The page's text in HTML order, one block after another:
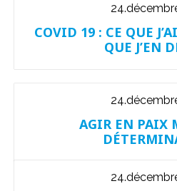
COVID 19 : CE QUE
QUE J’EN
AGIR EN PAIX